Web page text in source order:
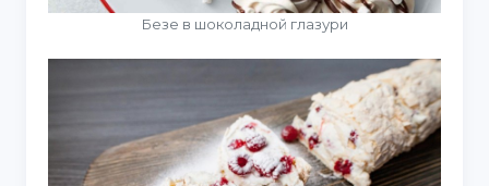
Безе в шоколадной глазури